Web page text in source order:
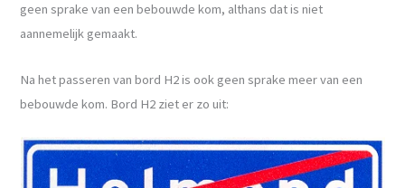
geen sprake van een bebouwde kom, althans dat is niet
aannemelijk gemaakt.
Na het passeren van bord H2 is ook geen sprake meer van een
bebouwde kom. Bord H2 ziet er zo uit: